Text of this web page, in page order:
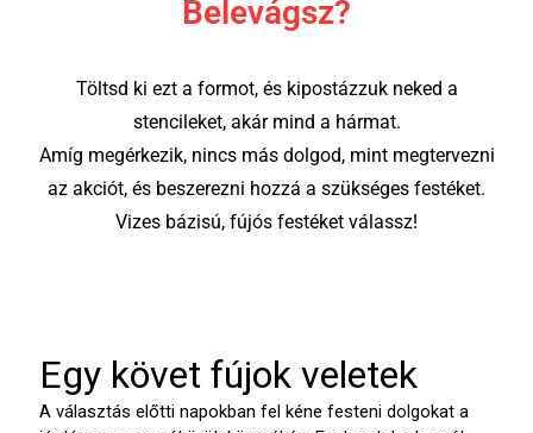
Belevágsz?
Töltsd ki ezt a formot, és kipostázzuk neked a
stencileket, akár mind a hármat.
Amíg megérkezik, nincs más dolgod, mint megtervezni
az akciót, és beszerezni hozzá a szükséges festéket.
Vizes bázisú, fújós festéket válassz!